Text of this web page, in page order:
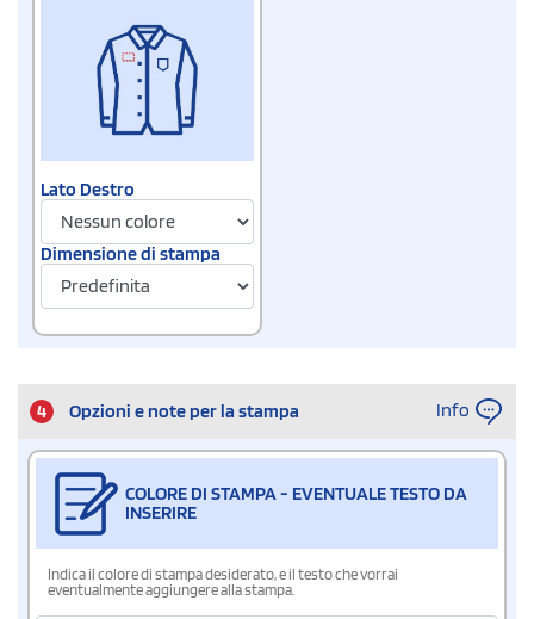
Lato Destro
Dimensione di stampa
4 Opzioni e note per la stampa Info
COLORE DI STAMPA - EVENTUALE TESTO DA
INSERIRE
Indica il colore di stampa desiderato, e il testo che vorrai
eventualmente aggiungere alla stampa.